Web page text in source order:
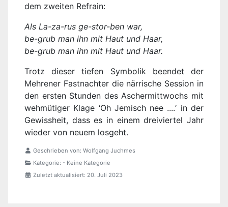
dem zweiten Refrain:
Als La-za-rus ge-stor-ben war,
be-grub man ihn mit Haut und Haar,
be-grub man ihn mit Haut und Haar.
Trotz dieser tiefen Symbolik beendet der
Mehrener Fastnachter die närrische Session in
den ersten Stunden des Aschermittwochs mit
wehmütiger Klage ‘Oh Jemisch nee ....‘ in der
Gewissheit, dass es in einem dreiviertel Jahr
wieder von neuem losgeht.
Geschrieben von: Wolfgang Juchmes
Kategorie: - Keine Kategorie
Zuletzt aktualisiert: 20. Juli 2023